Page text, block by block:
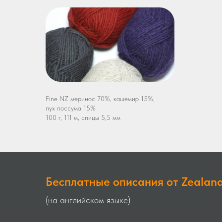
Fine NZ меринос 70%, кашемир 15%,
пух поссума 15%
100 г, 111 м, спицы 5,5 мм
Бесплатные описания от
(на английском языке)